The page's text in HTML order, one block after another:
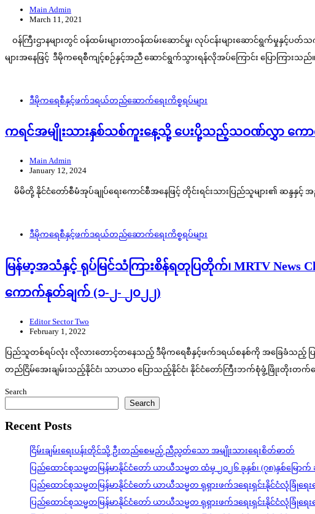
Main Admin
March 11, 2021
ဝန်ကြီးဌာနများတွင် ဝန်ထမ်းများတာဝန်ထမ်းဆောင်မှု၊ လုပ်ငန်းများဆောင်ရွက်မှုနှင့်
များအနေဖြင့် ဒီမိုကရေစီကျင့်စဉ်နှင့်အညီ ဆောင်ရွက်သွားရန်လိုအပ်ကြောင်း ပြောကြားသည်
ဒီမိုကရေစီနှင့်ဖက်ဒရယ်တည်ဆောက်‌ရေးကိစ္စရပ်များ
ကရင်အမျိုးသားနှစ်သစ်ကူးနေ့သို့ ပေးပို့သည့်သဝဏ်လွှာ ကော
Main Admin
January 12, 2024
မိမိတို့ နိုင်ငံတော်စီမံအုပ်ချုပ်ရေးကောင်စီအနေဖြင့် တိုင်းရင်းသားပြည်သူများ၏ ဆန္ဒ
ဒီမိုကရေစီနှင့်ဖက်ဒရယ်တည်ဆောက်‌ရေးကိစ္စရပ်များ
မြန်မာ့အသံနှင့် ရုပ်မြင်သံကြားစိန်ရတုပြတိုက်၊ MRTV News
ကောက်နုတ်ချက် (၁-၂- ၂၀၂၂)
Editor Sector Two
February 1, 2022
ပြည်သူတစ်ရပ်လုံး လိုလားတောင့်တနေသည့် ဒီမိုကရေစီနှင့်ဖက်ဒရယ်စနစ်ကို အခြေခံသည့် ပြည်
တည်ငြိမ်အေးချမ်းသည့်နိုင်ငံ၊ သာယာဝ ပြောသည့်နိုင်ငံ၊ နိုင်ငံတော်ကြီးဘက်စုံဖွံ့ဖြိုးတိုးတ
Search
Search
Recent Posts
ငြိမ်းချမ်းရေးပန်းတိုင်သို့ ဦးတည်စေမည့် ညီညွတ်သော အမျိုးသားရေးစိတ်ဓာတ်
ပြည်ထောင်စုသမ္မတမြန်မာနိုင်ငံတော် ယာယီသမ္မတ ထံမှ ၂၀၂၆ ခုနှစ်၊ (၇၈)နှစ်မြေ
ပြည်ထောင်စုသမ္မတမြန်မာနိုင်ငံတော် ယာယီသမ္မတ ရုရှားဖက်ဒရေးရှင်းနိုင်ငံလုံ
ပြည်ထောင်စုသမ္မတမြန်မာနိုင်ငံတော် ယာယီသမ္မတ ရုရှားဖက်ဒရေးရှင်းနိုင်ငံလုံ